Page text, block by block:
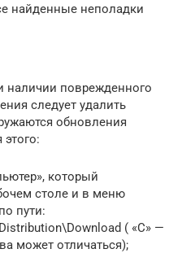
найденные неполадки
наличии поврежденного
следует удалить
обновления
который
столе и в меню
пути:
( «С» —
может отличаться);